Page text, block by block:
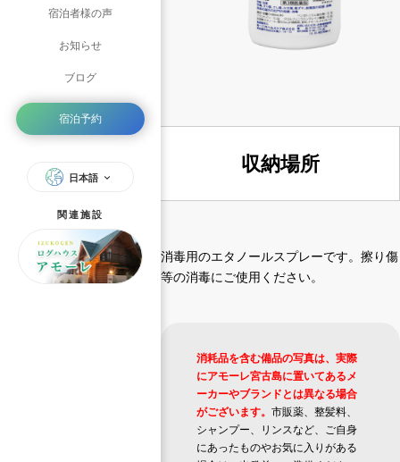
宿泊者様の声
お知らせ
ブログ
宿泊予約
日本語
関連施設
収納場所
消毒用のエタノールスプレーです。擦り傷
等の消毒にご使用ください。
消耗品を含む備品の写真は、実際
にアモーレ宮古島に置いてあるメ
ーカーやブランドとは異なる場合
がございます。 市販薬、整髪料、
シャンプー、リンスなど、ご自身
にあったものやお気に入りがある